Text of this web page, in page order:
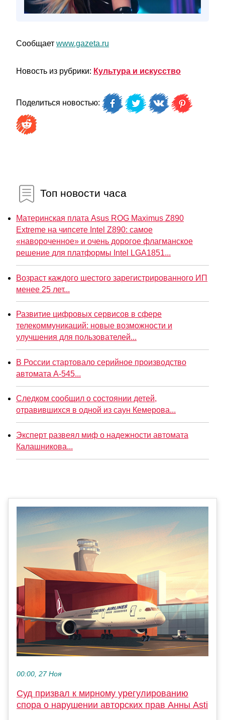
Сообщает www.gazeta.ru
Новость из рубрики: Культура и искусство
Поделиться новостью:
Топ новости часа
Материнская плата Asus ROG Maximus Z890
Extreme на чипсете Intel Z890: самое
«навороченное» и очень дорогое флагманское
решение для платформы Intel LGA1851...
Возраст каждого шестого зарегистрированного ИП
менее 25 лет...
Развитие цифровых сервисов в сфере
телекоммуникаций: новые возможности и
улучшения для пользователей...
В России стартовало серийное производство
автомата А-545...
Следком сообщил о состоянии детей,
отравившихся в одной из саун Кемерова...
Эксперт развеял миф о надежности автомата
Калашникова...
00:00, 27 Ноя
Суд призвал к мирному урегулированию
спора о нарушении авторских прав Анны Asti